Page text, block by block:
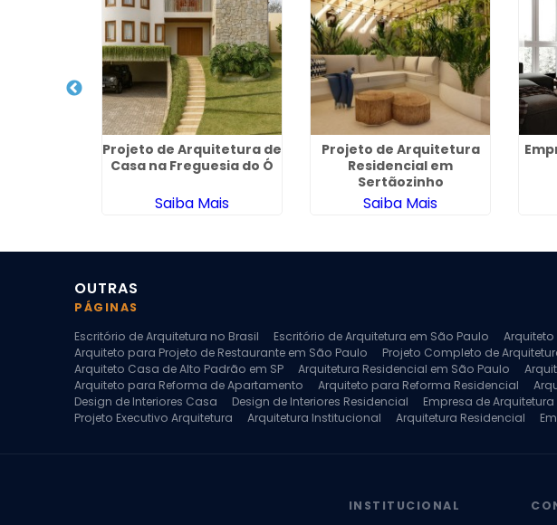
Projeto de Arquitetura de
Casa na Freguesia do Ó
Saiba Mais
Projeto de Arquitetura
Residencial em
Sertãozinho
Saiba Mais
OUTRAS
PÁGINAS
Escritório de Arquitetura no Brasil
Escritório de Arquitetura em São Paulo
Arquiteto para Projeto de Restaurante em São Paulo
Projeto Completo de
Arquiteto Casa de Alto Padrão em SP
Arquitetura Residencial em São Paulo
Arquiteto para Reforma de Apartamento
Arquiteto para Reforma Residencial
Design de Interiores Casa
Design de Interiores Residencial Empresa de Arquitetura
Projeto Executivo Arquitetura
Arquitetura Institucional Arquitetura Residencial
INSTITUCIONAL